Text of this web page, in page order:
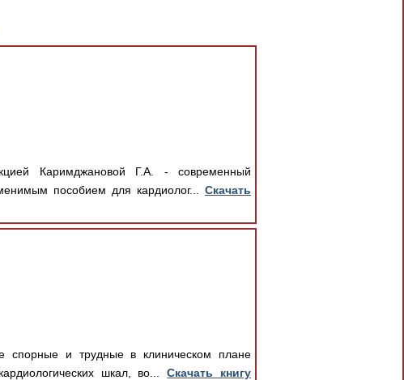
Каримджановой Г.А. - современный
пособием для кардиолог... Скачать
спорные и трудные в клиническом плане
шкал, во...Скачать книгу